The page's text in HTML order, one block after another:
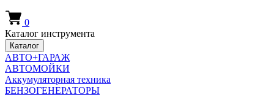
0
Каталог инструмента
Каталог
АВТО+ГАРАЖ
АВТОМОЙКИ
Аккумуляторная техника
БЕНЗОГЕНЕРАТОРЫ